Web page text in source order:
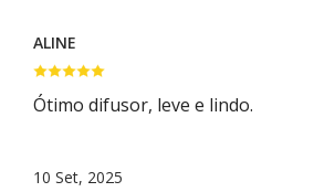
ALINE
10 Set, 2025
Ótimo difusor, leve e lindo.